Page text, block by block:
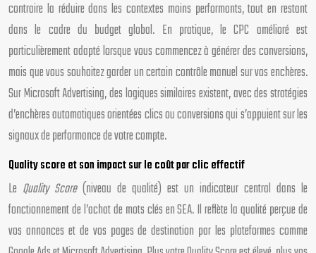
contraire la réduire dans les contextes moins performants, tout en restant
dans le cadre du budget global. En pratique, le CPC amélioré est
particulièrement adapté lorsque vous commencez à générer des conversions,
mais que vous souhaitez garder un certain contrôle manuel sur vos enchères.
Sur Microsoft Advertising, des logiques similaires existent, avec des stratégies
d’enchères automatiques orientées clics ou conversions qui s’appuient sur les
signaux de performance de votre compte.
Quality score et son impact sur le coût par clic effectif
Le Quality Score(niveau de qualité) est un indicateur central dans le
fonctionnement de l’achat de mots clés en SEA. Il reflète la qualité perçue de
vos annonces et de vos pages de destination par les plateformes comme